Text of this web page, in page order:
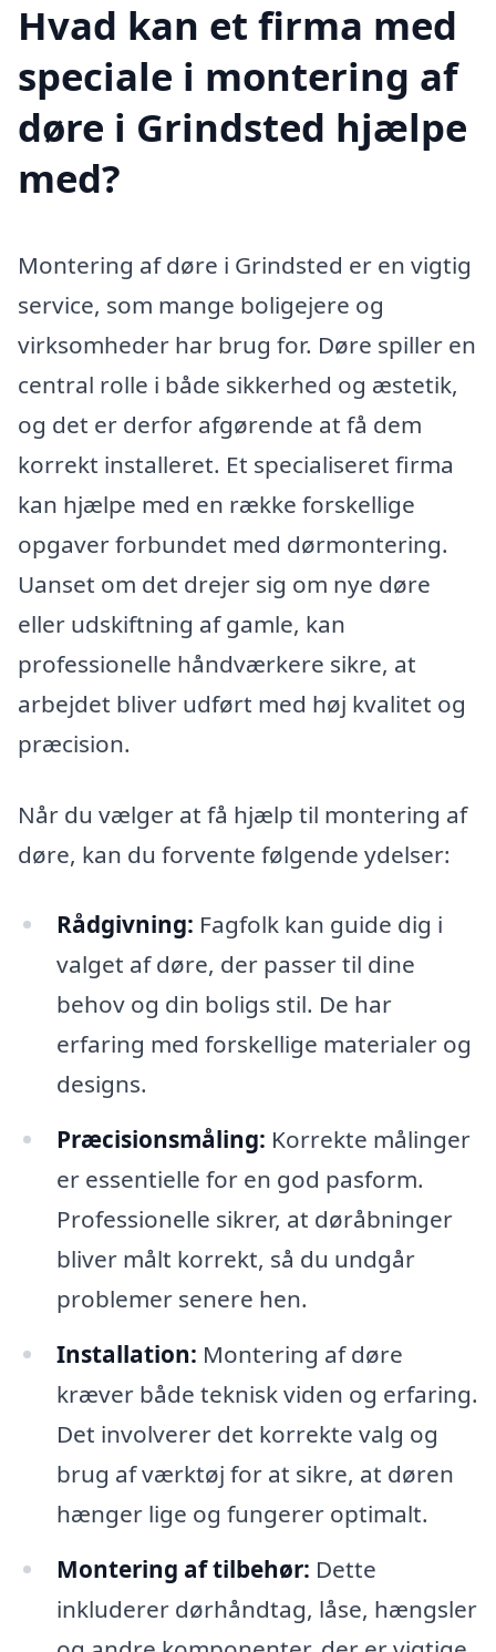
Hvad kan et firma med
speciale i montering af
døre i Grindsted hjælpe
med?
Montering af døre i Grindsted er en vigtig
service, som mange boligejere og
virksomheder har brug for. Døre spiller en
central rolle i både sikkerhed og æstetik,
og det er derfor afgørende at få dem
korrekt installeret. Et specialiseret firma
kan hjælpe med en række forskellige
opgaver forbundet med dørmontering.
Uanset om det drejer sig om nye døre
eller udskiftning af gamle, kan
professionelle håndværkere sikre, at
arbejdet bliver udført med høj kvalitet og
præcision.
Når du vælger at få hjælp til montering af
døre, kan du forvente følgende ydelser:
Rådgivning: Fagfolk kan guide dig i
valget af døre, der passer til dine
behov og din boligs stil. De har
erfaring med forskellige materialer og
designs.
Præcisionsmåling: Korrekte målinger
er essentielle for en god pasform.
Professionelle sikrer, at døråbninger
bliver målt korrekt, så du undgår
problemer senere hen.
Installation: Montering af døre
kræver både teknisk viden og erfaring.
Det involverer det korrekte valg og
brug af værktøj for at sikre, at døren
hænger lige og fungerer optimalt.
Montering af tilbehør: Dette
inkluderer dørhåndtag, låse, hængsler